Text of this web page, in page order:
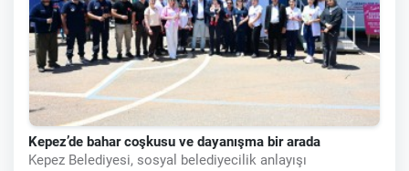
Kepez’de bahar coşkusu ve dayanışma bir arada
Kepez Belediyesi, sosyal belediyecilik anlayışı